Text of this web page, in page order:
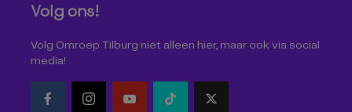
Volg ons!
Volg Omroep Tilburg niet alleen hier, maar ook via social
media!